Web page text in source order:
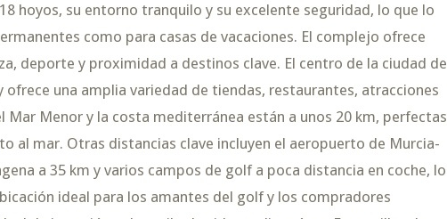
hoyos, su entorno tranquilo y su excelente seguridad, lo que lo
como para casas de vacaciones. El complejo ofrece
deporte y proximidad a destinos clave. El centro de la ciudad de
ofrece una amplia variedad de tiendas, restaurantes, atracciones
Mar Menor y la costa mediterránea están a unos 20 km, perfectas
al mar. Otras distancias clave incluyen el aeropuerto de Murcia-
a 35 km y varios campos de golf a poca distancia en coche, lo
ideal para los amantes del golf y los compradores